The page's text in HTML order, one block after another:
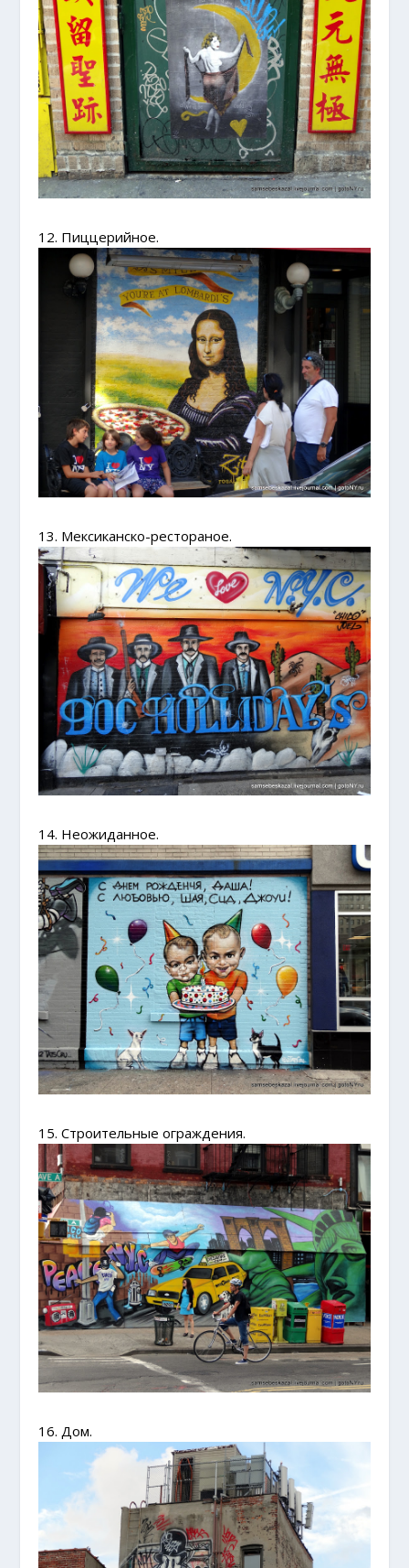
12. Пиццерийное.
13. Мексиканско-рестораное.
14. Неожиданное.
15. Строительные ограждения.
16. Дом.